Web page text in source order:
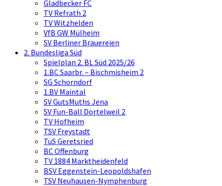
Gladbecker FC
TV Refrath 2
TV Witzhelden
VfB GW Mülheim
SV Berliner Brauereien
2. Bundesliga Süd
Spielplan 2. BL Süd 2025/26
1.BC Saarbr. – Bischmisheim 2
SG Schorndorf
1.BV Maintal
SV GutsMuths Jena
SV Fun-Ball Dortelweil 2
TV Hofheim
TSV Freystadt
TuS Geretsried
BC Offenburg
TV 1884 Marktheidenfeld
BSV Eggenstein-Leopoldshafen
TSV Neuhausen-Nymphenburg